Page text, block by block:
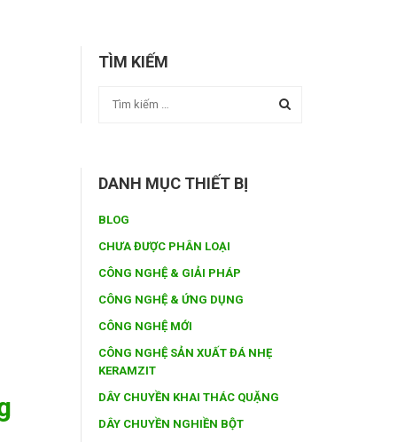
TÌM KIẾM
DANH MỤC THIẾT BỊ
BLOG
CHƯA ĐƯỢC PHÂN LOẠI
CÔNG NGHỆ & GIẢI PHÁP
CÔNG NGHỆ & ỨNG DỤNG
CÔNG NGHỆ MỚI
CÔNG NGHỆ SẢN XUẤT ĐÁ NHẸ
KERAMZIT
DÂY CHUYỀN KHAI THÁC QUẶNG
DÂY CHUYỀN NGHIỀN BỘT